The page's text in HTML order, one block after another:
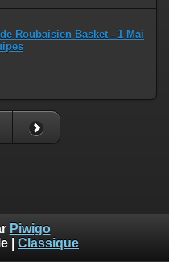
Roubaisien Basket - 1 Mai
Piwigo
Classique